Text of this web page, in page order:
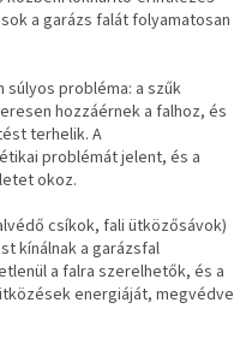
a garázs falát folyamatosan
súlyos probléma: a szűk
hozzáérnek a falhoz, és
terhelik. A
problémát jelent, és a
okoz.
csíkok, fali ütközősávok)
kínálnak a garázsfal
a falra szerelhetők, és a
energiáját, megvédve